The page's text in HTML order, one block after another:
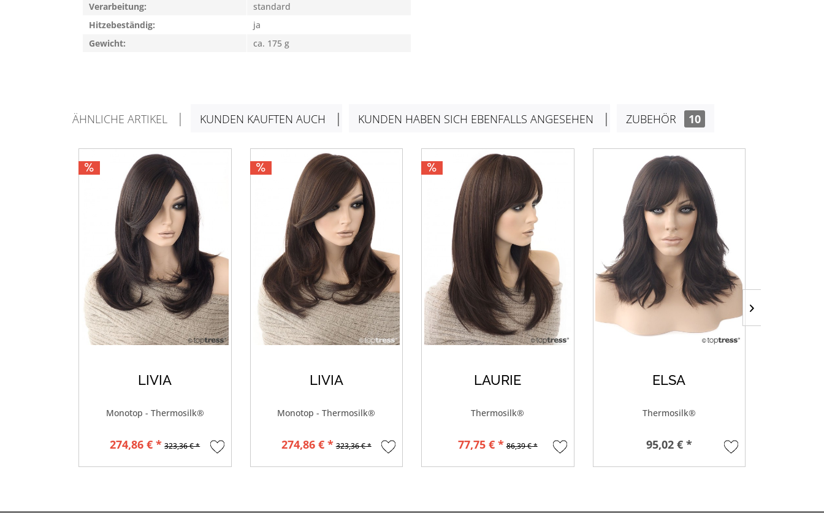
Verarbeitung:
standard
Hitzebeständig:
ja
Gewicht:
ca. 175 g
ÄHNLICHE ARTIKEL KUNDEN KAUFTEN AUCH KUNDEN HABEN SICH EBENFALLS ANGESEHEN ZUBEHÖR 10
LIVIA
Monotop - Thermosilk®
274,86 € * 323,36 € *
LIVIA
Monotop - Thermosilk®
274,86 € * 323,36 € *
LAURIE
Thermosilk®
77,75 € * 86,39 € *
ELSA
Thermosilk®
95,02 € *